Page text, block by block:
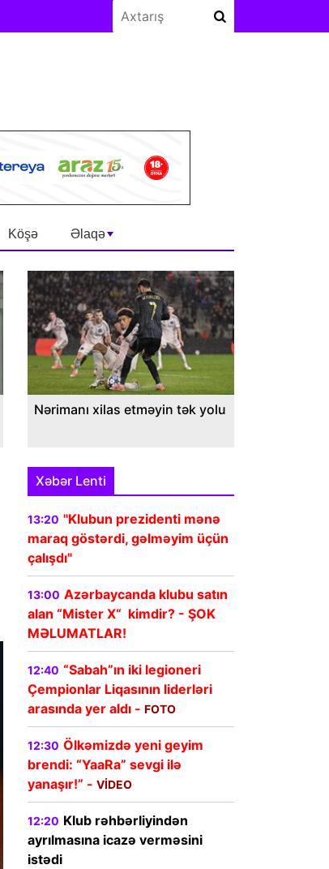
Köşə Əlaqə
Nərimanı xilas etməyin tək yolu
Xəbər Lenti
13:20 "Klubun prezidenti mənə
maraq göstərdi, gəlməyim üçün
çalışdı"
13:00 Azərbaycanda klubu satın
alan “Mister X“ kimdir? - ŞOK
MƏLUMATLAR!
12:40 “Sabah”ın iki legioneri
Çempionlar Liqasının liderləri
arasında yer aldı - FOTO
12:30 Ölkəmizdə yeni geyim
brendi: “YaaRa” sevgi ilə
yanaşır!” - VİDEO
12:20 Klub rəhbərliyindən
ayrılmasına icazə verməsini
istədi